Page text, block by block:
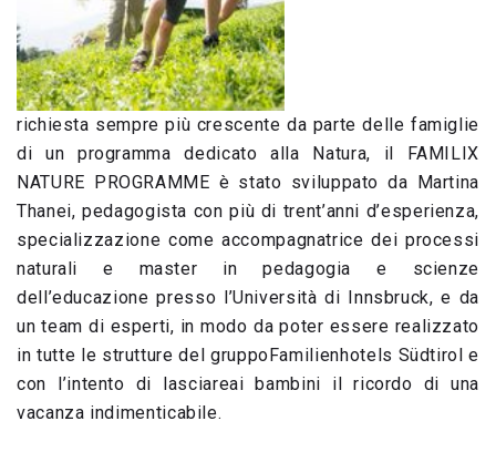
richiesta sempre più crescente da parte delle famiglie
di un programma dedicato alla Natura, il FAMILIX
NATURE PROGRAMME è stato sviluppato da Martina
Thanei, pedagogista con più di trent’anni d’esperienza,
specializzazione come accompagnatrice dei processi
naturali e master in pedagogia e scienze
dell’educazione presso l’Università di Innsbruck, e da
un team di esperti, in modo da poter essere realizzato
in tutte le strutture del gruppoFamilienhotels Südtirol e
con l’intento di lasciareai bambini il ricordo di una
vacanza indimenticabile.